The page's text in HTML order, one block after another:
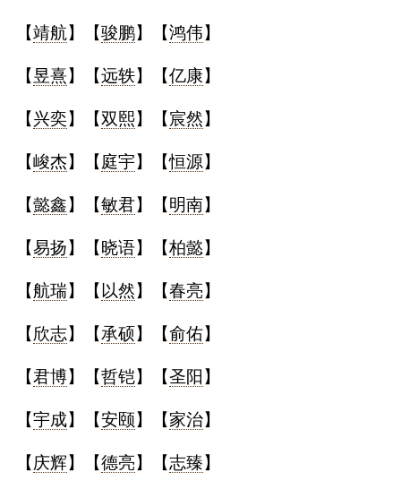
虎年起名
取
名
字
典
宝
名
生
大
【靖航】【骏鹏】【鸿伟】
【昱熹】【远轶】【亿康】
【兴奕】【双熙】【宸然】
【峻杰】【 庭宇】【恒源】
【懿鑫】【敏君】【明南】
【易扬】【 晓语】【柏懿】
【航瑞】【 以然】【春亮】
【欣志】【承硕 】【俞佑】
【君博】【哲铠】【圣阳 】
【宇成】【安颐】【家治】
【庆辉】【德亮】【志臻】